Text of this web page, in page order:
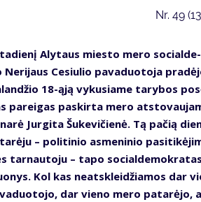
Nr. 49
Aly­taus mies­to me­ro so­cial­de­
Ce­siu­lio pa­va­duo­to­ja
18-ąją vy­ku­sia­me ta­ry­bos
pa­rei­gas pa­skir­ta me­ro
Jur­gi­ta Šu­ke­vi­čie­nė. Tą pa­čią
– po­li­ti­nio as­me­ni­nio
tar­nau­to­ju – ta­po
Kol kas ne­at­sklei­džia­mos dar
dar vie­no me­ro pa­ta­rė­jo,